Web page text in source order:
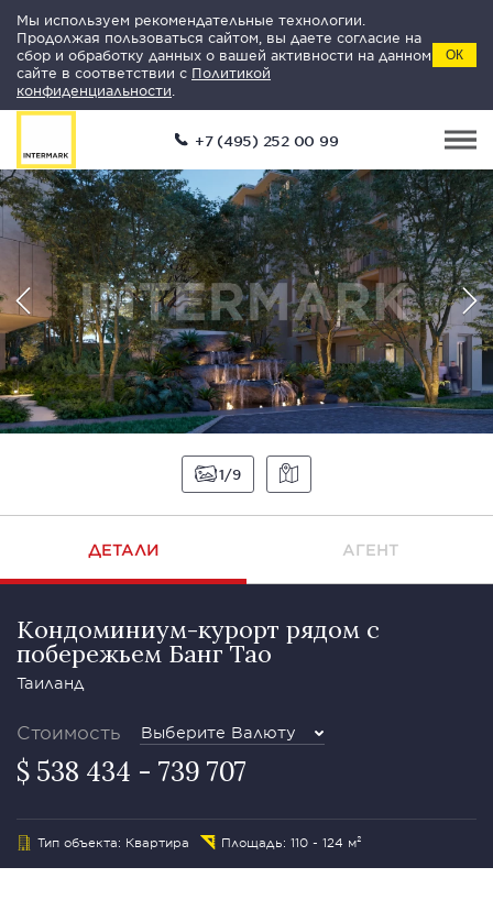
Мы используем рекомендательные технологии.
Продолжая пользоваться сайтом, вы даете согласие на
сбор и обработку данных о вашей активности на данном
сайте в соответствии с Политикой
конфиденциальности
ОК
+7 (495) 252 00 99
1 9
ДЕТАЛИ АГЕНТ
Кондоминиум-курорт рядом с
побережьем Банг Тао
Таиланд
Стоимость Выберите Валюту
$ 538 434 - 739 707
Тип объекта: Квартира Площадь: 110 - 124 м²